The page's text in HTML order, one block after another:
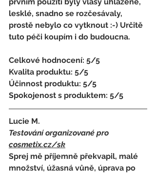
lesklé, snadno se rozčesávaly,
prostě nebylo co vytknout :-) Určitě
tuto péči koupím i do budoucna.
Celkové hodnocení: 5/5
Kvalita produktu: 5/5
Účinnost produktu: 5/5
Spokojenost s produktem: 5/5
Lucie M.
Testování organizované pro
cosmetix.cz/sk
Sprej mě příjemně překvapil, malé
množství, úžasná vůně, úprava po